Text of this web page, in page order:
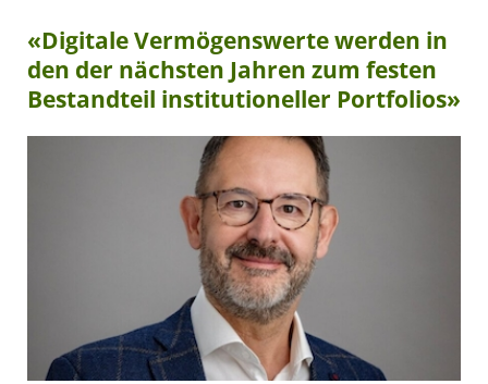
«Digitale Vermögenswerte werden in
den der nächsten Jahren zum festen
Bestandteil institutioneller Portfolios»